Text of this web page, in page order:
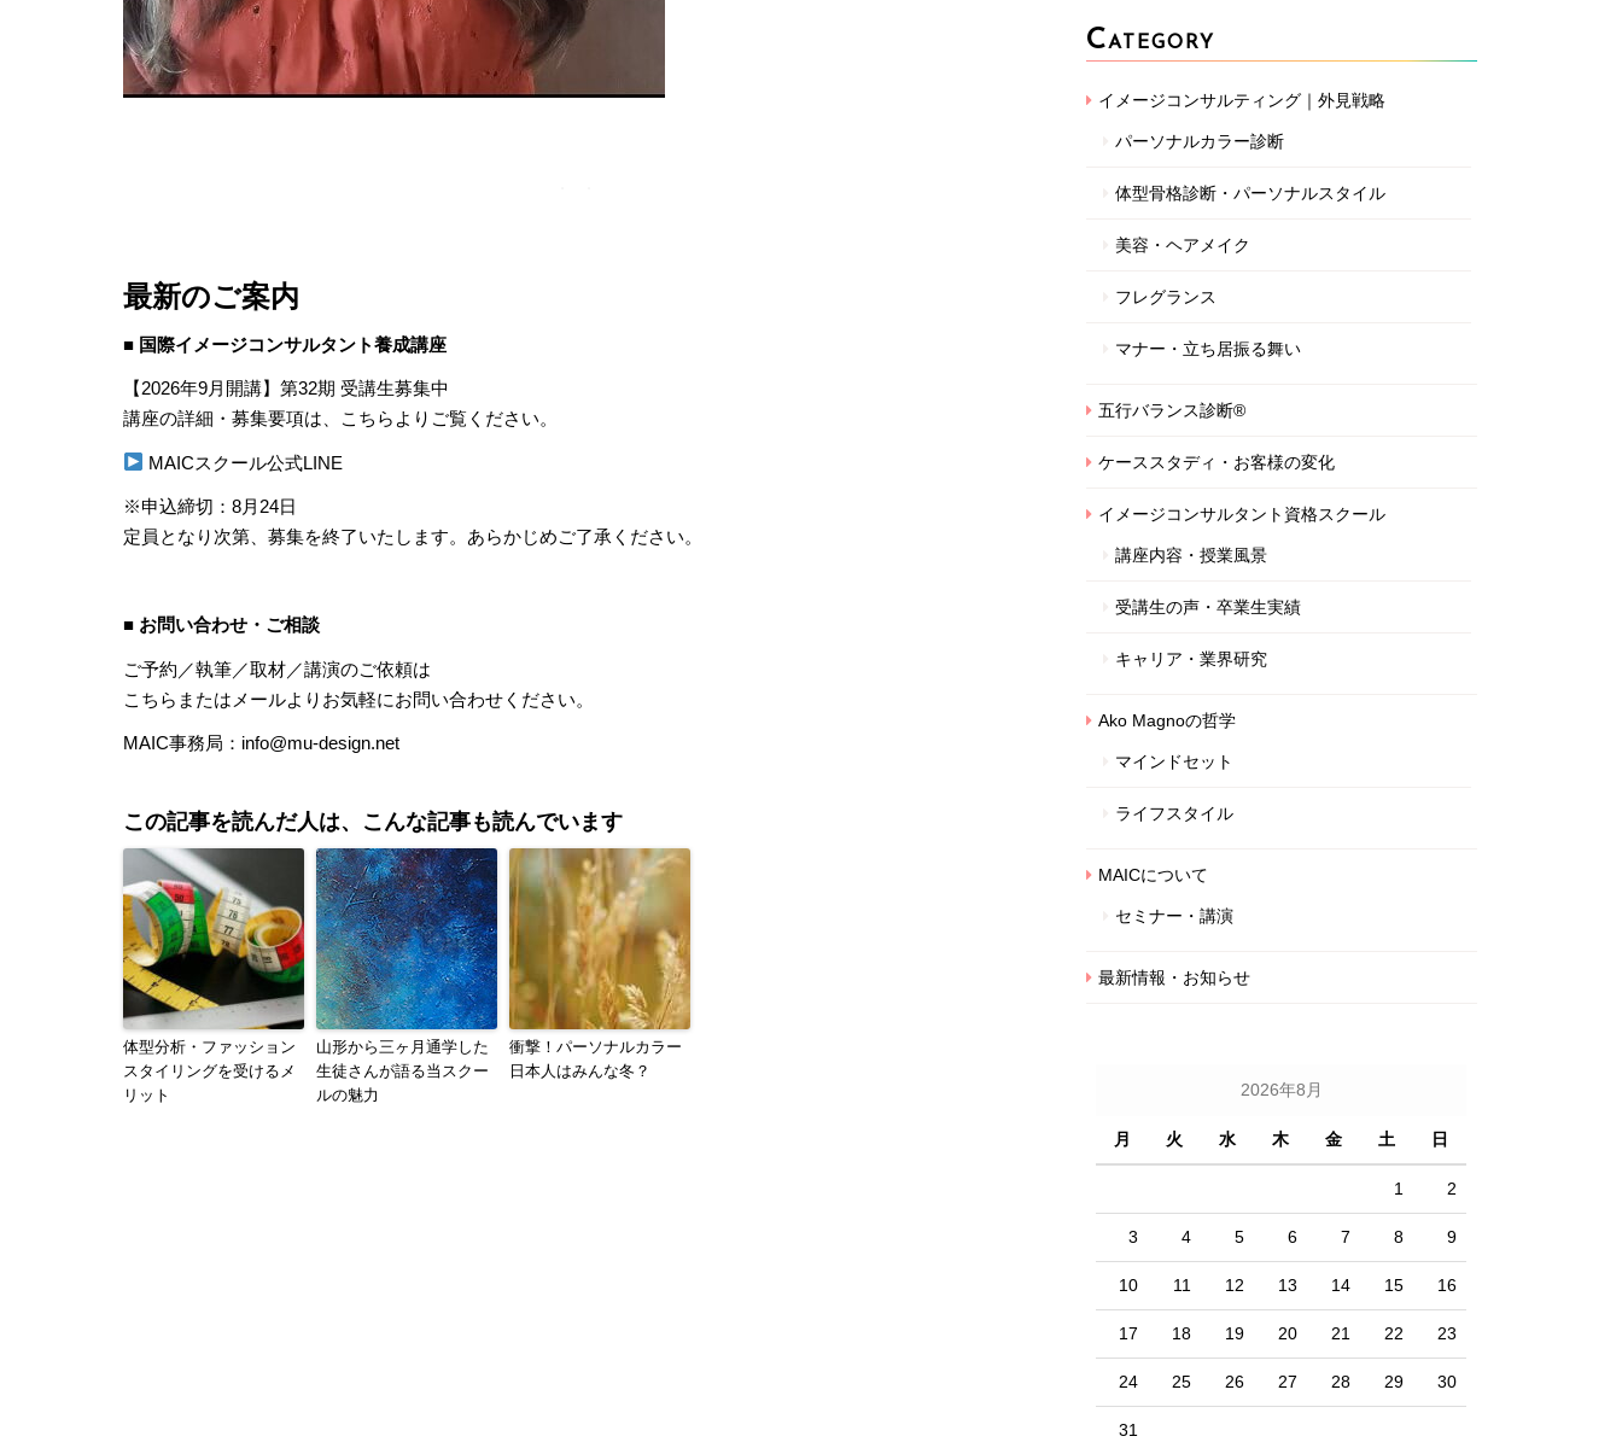
最新のご案内
■ 国際イメージコンサルタント養成講座
【2026年9月開講】第32期 受講生募集中
講座の詳細・募集要項は、こちらよりご覧ください。
MAICスクール公式LINE
※申込締切：8月24日
定員となり次第、募集を終了いたします。あらかじめご了承ください。
■ お問い合わせ・ご相談
ご予約／執筆／取材／講演のご依頼は
こちら またはメールよりお気軽にお問い合わせください。
MAIC事務局：info@mu-design.net
この記事を読んだ人は、こんな記事も読んでいます
体型分析・ファッション
スタイリングを受けるメ
リット
山形から三ヶ月通学した
生徒さんが語る当スクー
ルの魅力
衝撃！パーソナルカラー
日本人はみんな冬？
CATEGORY
イメージコンサルティング｜外見戦略
パーソナルカラー診断
体型骨格診断・パーソナルスタイル
美容・ヘアメイク
フレグランス
マナー・立ち居振る舞い
五行バランス診断®
ケーススタディ・お客様の変化
イメージコンサルタント資格スクール
講座内容・授業風景
受講生の声・卒業生実績
キャリア・業界研究
Ako Magnoの哲学
マインドセット
ライフスタイル
MAICについて
セミナー・講演
最新情報・お知らせ
2026年8月
月 火 水 木 金 土 日
1 2
3 4 5 6 7 8 9
10 11 12 13 14 15 16
17 18 19 20 21 22 23
24 25 26 27 28 29 30
31